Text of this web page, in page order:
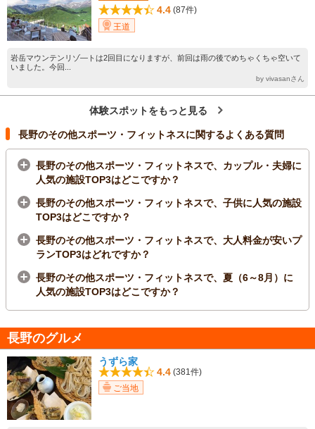
4.4 (87件)
王道
岩岳マウンテンリゾ―トは2回目になりますが、前回は雨の後でめちゃくちゃ空いて
いました。今回...
by vivasanさん
体験スポットをもっと見る
長野のその他スポーツ・フィットネスに関するよくある質問
長野のその他スポーツ・フィットネスで、カップル・夫婦に
人気の施設TOP3はどこですか？
長野のその他スポーツ・フィットネスで、子供に人気の施設
TOP3はどこですか？
長野のその他スポーツ・フィットネスで、大人料金が安いプ
ランTOP3はどれですか？
長野のその他スポーツ・フィットネスで、夏（6～8月）に
人気の施設TOP3はどこですか？
長野のグルメ
うずら家
4.4 (381件)
ご当地